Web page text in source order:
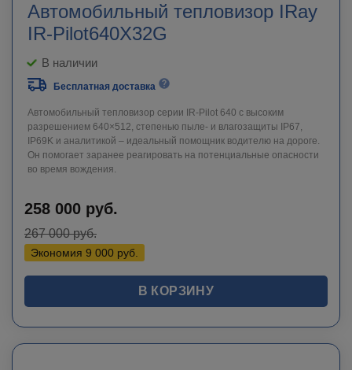
Автомобильный тепловизор IRay
IR-Pilot640X32G
В наличии
Бесплатная доставка
Автомобильный тепловизор серии IR-Pilot 640 с высоким
разрешением 640×512, степенью пыле- и влагозащиты IP67,
IP69K и аналитикой – идеальный помощник водителю на дороге.
Он помогает заранее реагировать на потенциальные опасности
во время вождения.
258 000 руб.
267 000руб.
Экономия 9 000 руб.
В КОРЗИНУ